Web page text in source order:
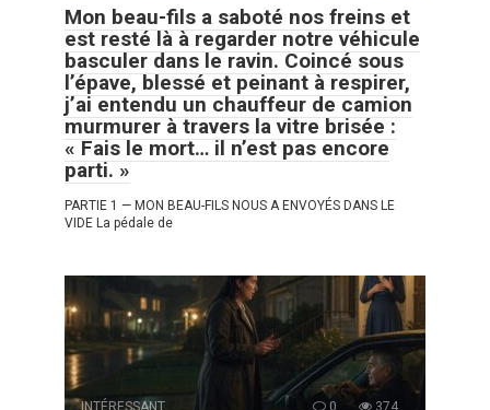
Mon beau-fils a saboté nos freins et
est resté là à regarder notre véhicule
basculer dans le ravin. Coincé sous
l’épave, blessé et peinant à respirer,
j’ai entendu un chauffeur de camion
murmurer à travers la vitre brisée :
« Fais le mort… il n’est pas encore
parti. »
PARTIE 1 — MON BEAU-FILS NOUS A ENVOYÉS DANS LE
VIDE La pédale de
INTÉRESSANT 0 374